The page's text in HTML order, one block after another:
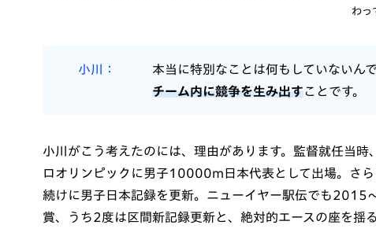
わっ
小川
本当に特別なことは何もしていないん
チーム内に競争を生み出すことです。
小川がこう考えたのには、理由があります。監督就任当
ロオリンピックに男子10000m日本代表として出場。さ
続けに男子日本記録を更新。ニューイヤー駅伝でも
賞、うち2度は区間新記録更新と、絶対的エースの座を揺